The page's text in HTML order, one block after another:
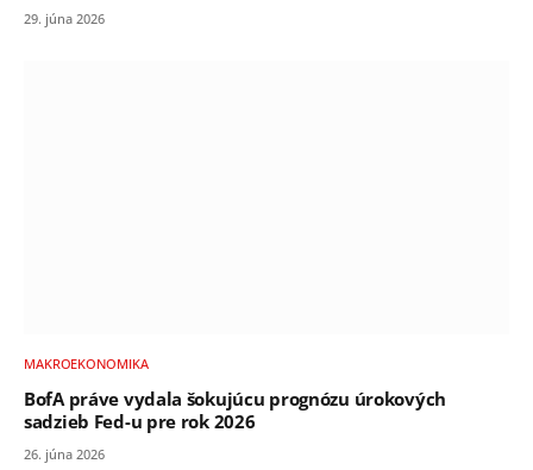
29. júna 2026
MAKROEKONOMIKA
BofA práve vydala šokujúcu prognózu úrokových
sadzieb Fed-u pre rok 2026
26. júna 2026